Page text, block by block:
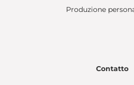
Produzione
Contatto